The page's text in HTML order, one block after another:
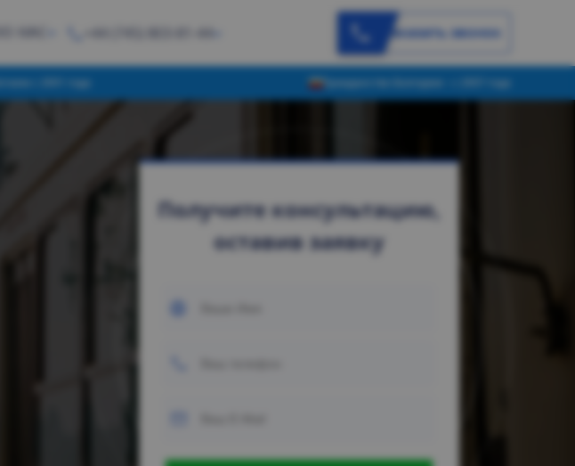
Заказать звонок
с 2001 года Гражданство Болгарии - с 2007 года
Получите консультацию,
оставив заявку